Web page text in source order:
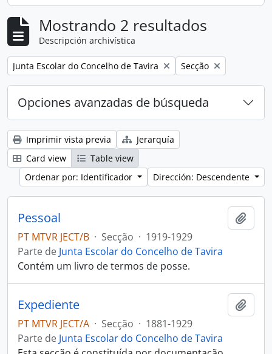
Mostrando 2 resultados
Descripción archivística
Remove filter:
Junta Escolar do Concelho de Tavira Remove filter:
Secção
Opciones avanzadas de búsqueda
Imprimir vista previa
Jerarquía
Card view
Table view
Ordenar por: Identificador
Dirección: Descendente
Pessoal
PT MTVR JECT/B · Secção · 1919-1929
Parte de Junta Escolar do Concelho de Tavira
Contém um livro de termos de posse.
Expediente
PT MTVR JECT/A · Secção · 1881-1929
Parte de Junta Escolar do Concelho de Tavira